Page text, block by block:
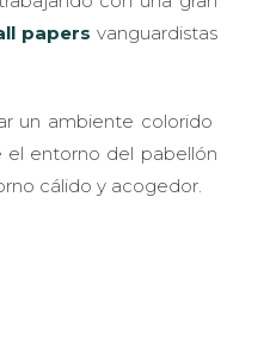
papers vanguardistas
un ambiente colorido
el entorno del pabellón
cálido y acogedor.